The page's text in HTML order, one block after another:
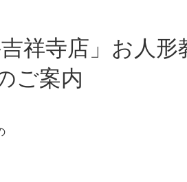
ご案内